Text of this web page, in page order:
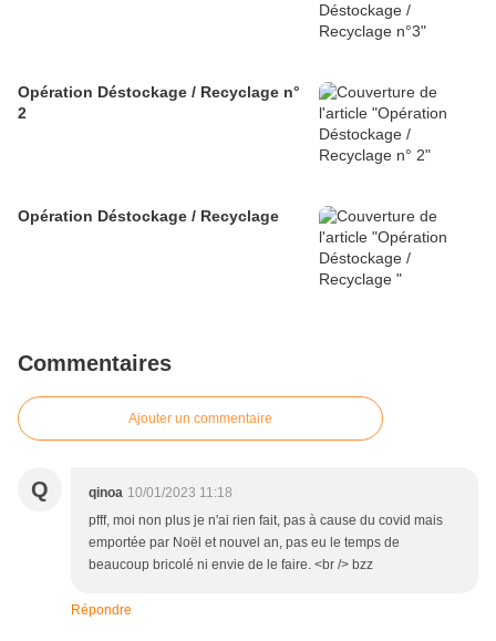
Opération Déstockage / Recyclage n°
2
Opération Déstockage / Recyclage
Commentaires
Ajouter un commentaire
Q qinoa 10/01/2023 11:18
pfff, moi non plus je n'ai rien fait, pas à cause du covid mais
emportée par Noël et nouvel an, pas eu le temps de
beaucoup bricolé ni envie de le faire. <br /> bzz
Répondre